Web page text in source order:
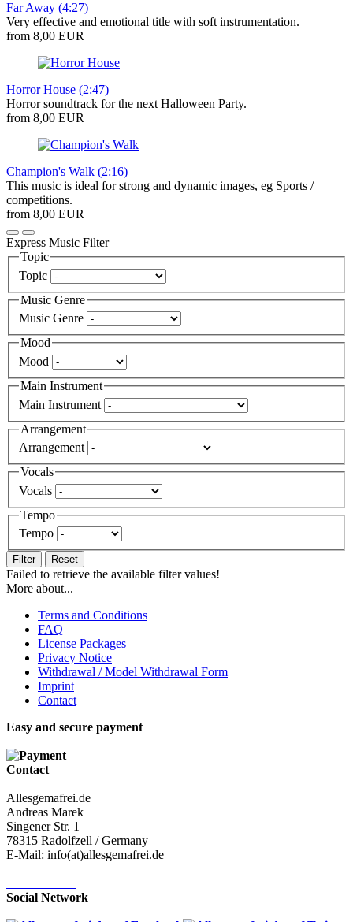
Far Away (4:27)
Very effective and emotional title with soft instrumentation.
from 8,00 EUR
Horror House (2:47)
Horror soundtrack for the next Halloween Party.
from 8,00 EUR
Champion's Walk (2:16)
This music is ideal for strong and dynamic images, eg Sports /
competitions.
from 8,00 EUR
Express Music Filter
Topic
Topic
Music Genre
Music Genre
Mood
Mood
Main Instrument
Main Instrument
Arrangement
Arrangement
Vocals
Vocals
Tempo
Tempo
Filter Reset
Failed to retrieve the available filter values!
More about...
Terms and Conditions
FAQ
License Packages
Privacy Notice
Withdrawal / Model Withdrawal Form
Imprint
Contact
Easy and secure payment
Contact
Allesgemafrei.de
Andreas Marek
Singener Str. 1
78315 Radolfzell / Germany
E-Mail: info(at)allesgemafrei.de
Social Network